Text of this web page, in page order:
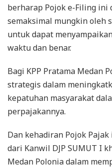
berharap Pojok e-Filing ini
semaksimal mungkin oleh
untuk dapat
waktu dan benar.
Bagi KPP Pratama Medan
strategis dalam
kepatuhan masyarakat
perpajakannya.
Dan kehadiran Pojok
dari Kanwil DJP SUMUT I
Medan Polonia dalam